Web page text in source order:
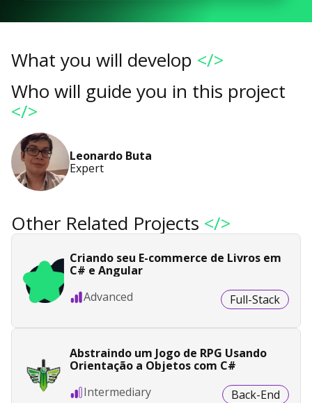
What you will develop </>
Who will guide you in this project
</>
Leonardo Buta
Expert
Other Related Projects </>
Criando seu E-commerce de Livros em
C# e Angular
Advanced
Full-Stack
Abstraindo um Jogo de RPG Usando
Orientação a Objetos com C#
Intermediary
Back-End